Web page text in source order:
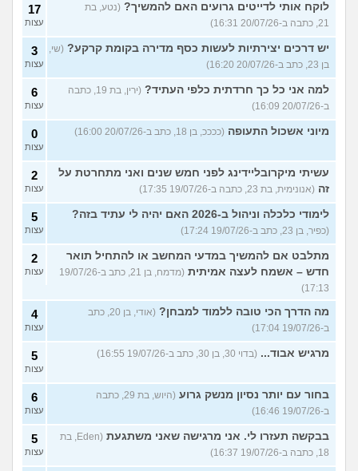
לוקח אותי לדייטים גרועים האם להמשיך? (נטע, בת
21, כתבה ב-20/07/26 16:31)
17
עצות
יש דרכים יצירתיות לעשות כסף מדירה בקומת קרקע? (שי,
בן 23, כתב ב-20/07/26 16:20)
3
עצות
למה אני כל כך חרדתית כלפי העתיד?
(ירין, בת 19, כתבה
ב-20/07/26 16:09)
6
עצות
מיוני אשכול התעופה (ככככ, בן 18, כתב ב-20/07/26 16:00) 0
עצות
עשיתי מיקרובליידינג לפני חמש שנים ואני מתחרטת על
זה (אנונימית, בת 23, כתבה ב-19/07/26 17:35)
2
עצות
לימודי כלכלה וניהול ב-2026 האם יהיה לי עתיד בזה?
(כפיר, בן 23, כתב ב-19/07/26 17:24)
5
עצות
מתלבט אם להמשיך במדעי המחשב או להתחיל תואר
חדש – אשמח לעצה אמיתית
(מדמח, בן 21, כתב ב-19/07/26
17:13)
2
עצות
מה הדרך הכי טובה ללמוד למבחן?
(אודי, בן 20, כתב
ב-19/07/26 17:04)
4
עצות
מרגיש אבוד... (בדוי 30, בן 30, כתב ב-19/07/26 16:55) 5
עצות
בחור עם יותר נסיון מנשק גרוע
(היוש, בת 29, כתבה
ב-19/07/26 16:46)
6
עצות
בבקשה תעזרו לי. אני מרגישה שאני משתגעת
(Eden, בת
18, כתבה ב-19/07/26 16:37)
5
עצות